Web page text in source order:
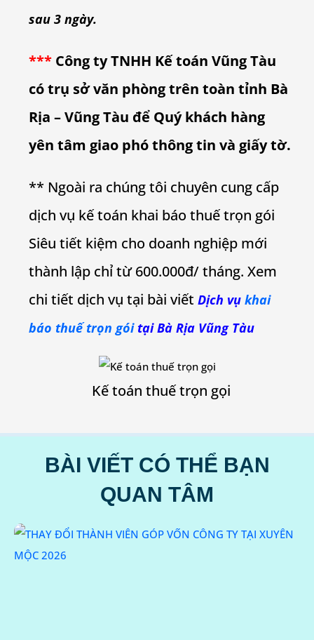
sau 3 ngày.
***Công ty TNHH Kế toán Vũng Tàu
có trụ sở văn phòng trên toàn tỉnh Bà
Rịa – Vũng Tàu để Quý khách hàng
yên tâm giao phó thông tin và giấy tờ.
** Ngoài ra chúng tôi chuyên cung cấp
dịch vụ kế toán khai báo thuế trọn gói
Siêu tiết kiệm cho doanh nghiệp mới
thành lập chỉ từ 600.000đ/ tháng. Xem
chi tiết dịch vụ tại bài viết Dịch vụ khai
báo thuế trọn góitại Bà Rịa Vũng Tàu
Kế toán thuế trọn gọi
BÀI VIẾT CÓ THỂ BẠN
QUAN TÂM